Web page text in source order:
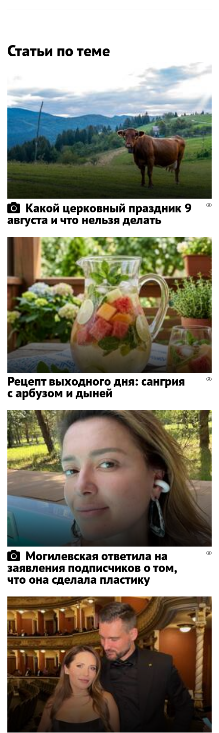
Статьи по теме
Какой церковный праздник 9
августа и что нельзя делать
Рецепт выходного дня: сангрия
с арбузом и дыней
Могилевская ответила на
заявления подписчиков о том,
что она сделала пластику